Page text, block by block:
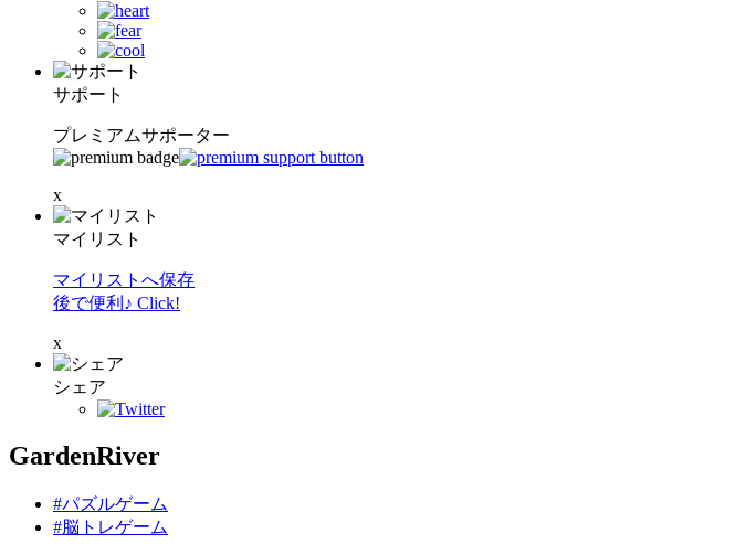
サポート
プレミアムサポーター
x
マイリスト
マイリストへ保存
後で便利♪ Click!
x
シェア
GardenRiver
#パズルゲーム
#脳トレゲーム